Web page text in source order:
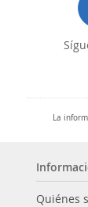
La
Quiénes